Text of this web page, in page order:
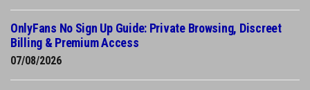
OnlyFans No Sign Up Guide: Private Browsing, Discreet
Billing & Premium Access
07/08/2026